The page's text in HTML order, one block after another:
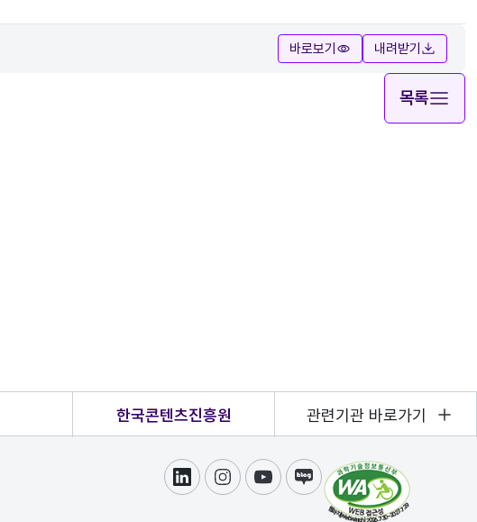
바로보기 내려받기
목록
한국콘텐츠진흥원 관련기관 바로가기
링크드인인스타그램
유튜브블로그